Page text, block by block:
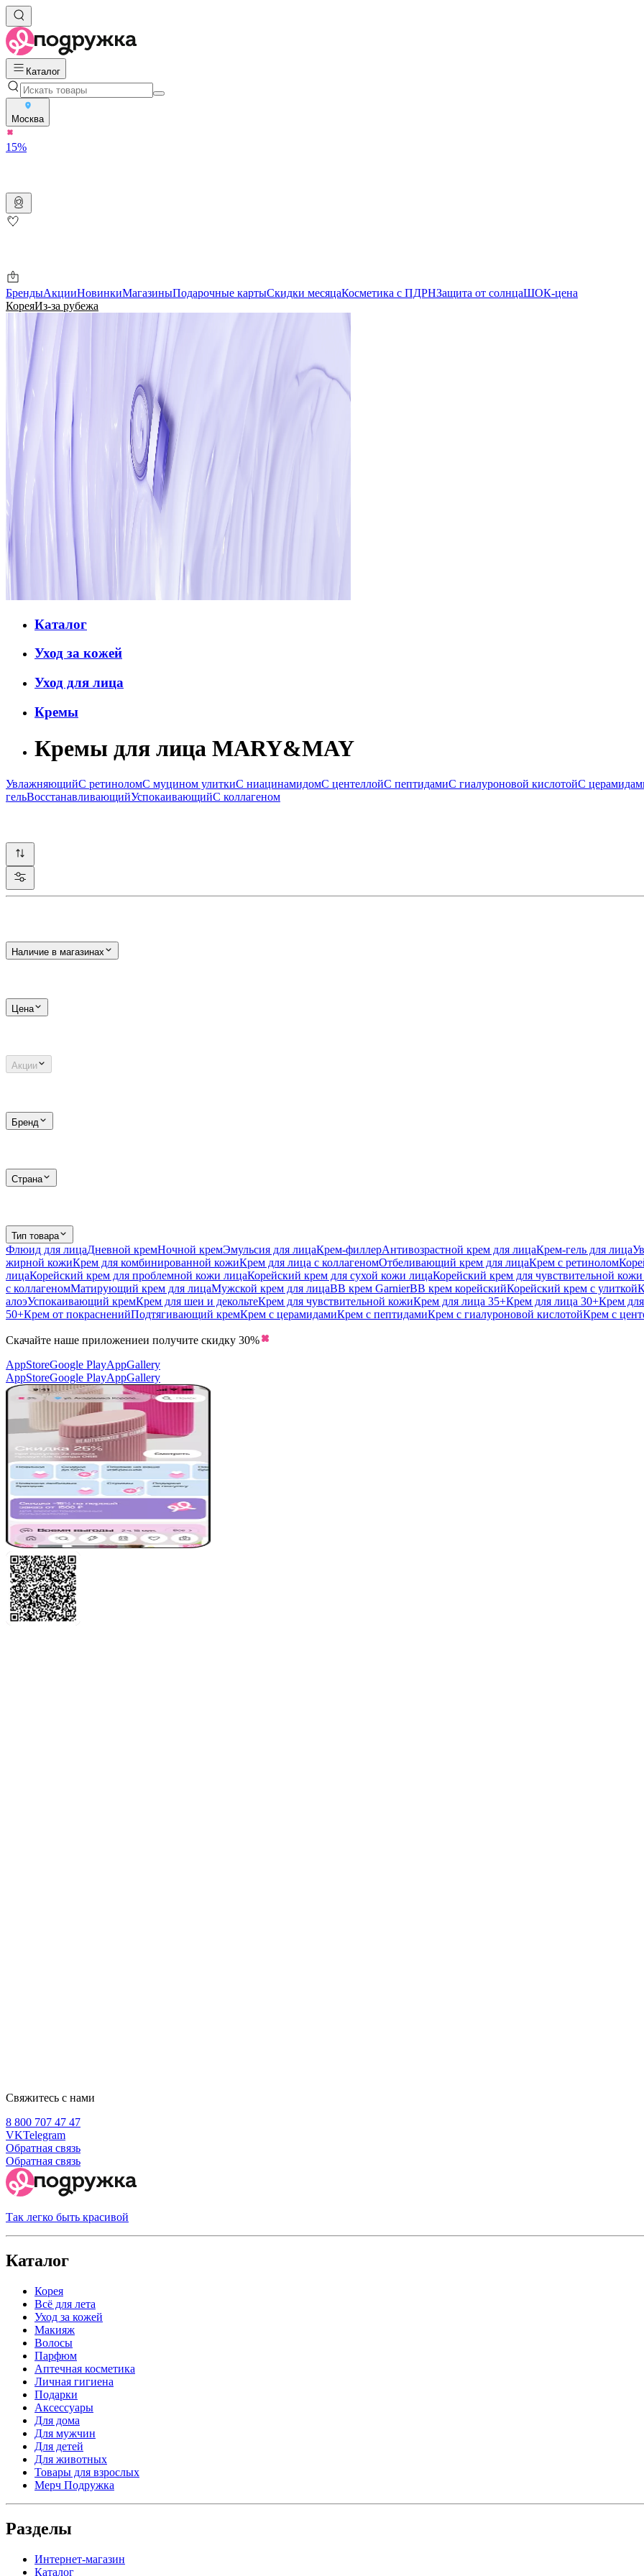
Каталог
Москва
15%
БрендыАкцииНовинкиМагазиныПодарочные картыСкидки месяцаКосметика с ПДРНЗащита от солнцаШОК-цена
КореяИз-за рубежа
Каталог
Уход за кожей
Уход для лица
Кремы
Кремы для лица MARY&MAY
УвлажняющийС ретиноломС муцином улиткиС ниацинамидомС центеллойС пептидамиС гиалуроновой кислотойС
гельВосстанавливающийУспокаивающийС коллагеном
Наличие в магазинах
Цена
Акции
Бренд
Страна
Тип товара
Флюид для лицаДневной кремНочной кремЭмульсия для лицаКрем-филлерАнтивозрастной крем для лицаКрем-гель для лица
жирной кожиКрем для комбинированной кожиКрем для лица с коллагеномОтбеливающий крем для лицаКрем с ретинолом
лицаКорейский крем для проблемной кожи лицаКорейский крем для сухой кожи лицаКорейский крем для чувствительной
с коллагеномМатирующий крем для лицаМужской крем для лицаBB крем GarnierBB крем корейскийКорейский крем с улиткой
алоэУспокаивающий кремКрем для шеи и декольтеКрем для чувствительной кожиКрем для лица 35+Крем для лица 30+Крем
50+Крем от покрасненийПодтягивающий кремКрем с церамидамиКрем с пептидамиКрем с гиалуроновой кислотойКрем с
Скачайте наше приложениеи получите скидку 30%
AppStoreGoogle PlayAppGallery
AppStoreGoogle PlayAppGallery
Свяжитесь с нами
8 800 707 47 47
VKTelegram
Обратная связь
Обратная связь
Так легко быть красивой
Каталог
Корея
Всё для лета
Уход за кожей
Макияж
Волосы
Парфюм
Аптечная косметика
Личная гигиена
Подарки
Аксессуары
Для дома
Для мужчин
Для детей
Для животных
Товары для взрослых
Мерч Подружка
Разделы
Интернет-магазин
Каталог